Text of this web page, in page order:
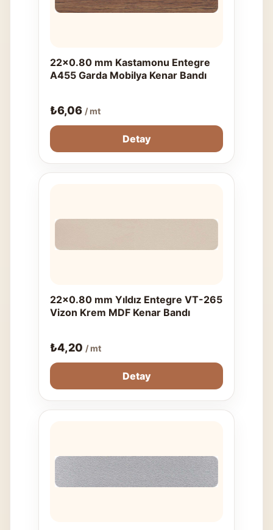
22x0.80 mm Kastamonu Entegre
A455 Garda Mobilya Kenar Bandı
₺6,06 / mt
Detay
22x0.80 mm Yıldız Entegre VT-265
Vizon Krem MDF Kenar Bandı
₺4,20 / mt
Detay